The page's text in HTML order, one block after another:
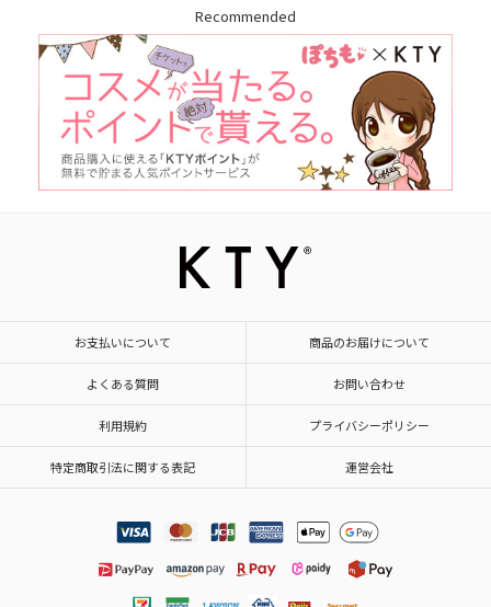
Recommended
お支払いについて 商品のお届けについて
よくある質問 お問い合わせ
利用規約 プライバシーポリシー
特定商取引法に関する表記 運営会社